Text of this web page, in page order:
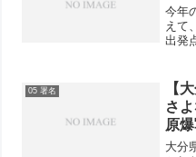
今年
えて
出発
国
マー
05 署名
【
さ
原
大分